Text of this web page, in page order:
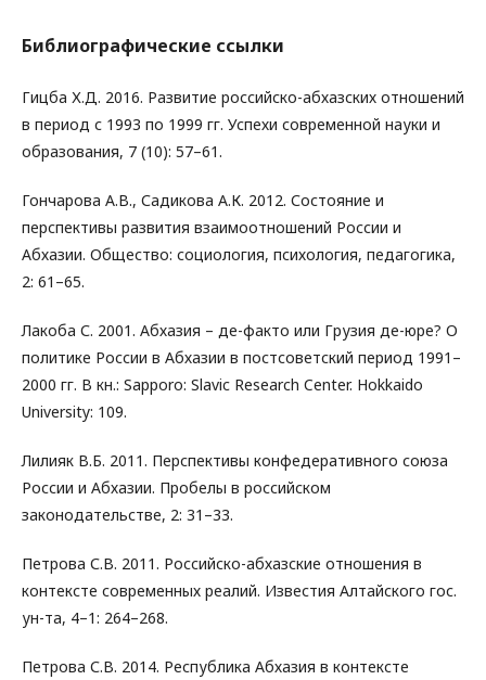
Библиографические ссылки
Гицба Х.Д. 2016. Развитие российско-абхазских отношений
в период с 1993 по 1999 гг. Успехи современной науки и
образования, 7 (10): 57–61.
Гончарова А.В., Садикова А.К. 2012. Состояние и
перспективы развития взаимоотношений России и
Абхазии. Общество: социология, психология, педагогика,
2: 61–65.
Лакоба С. 2001. Абхазия – де-факто или Грузия де-юре? О
политике России в Абхазии в постсоветский период 1991–
2000 гг. В кн.: Sapporo: Slavic Research Center. Hokkaido
University: 109.
Лилияк В.Б. 2011. Перспективы конфедеративного союза
России и Абхазии. Пробелы в российском
законодательстве, 2: 31–33.
Петрова С.В. 2011. Российско-абхазские отношения в
контексте современных реалий. Известия Алтайского гос.
ун-та, 4–1: 264–268.
Петрова С.В. 2014. Республика Абхазия в контексте